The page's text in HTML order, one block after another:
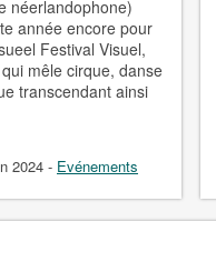
néerlandophone)
année encore pour
Festival Visuel,
mêle cirque, danse
transcendant ainsi
2024 - Evénements